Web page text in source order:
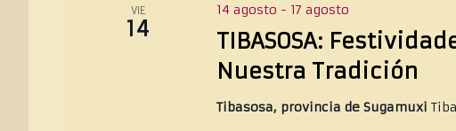
VIE
14
TIBASOSA:
Nuestra Tradición
14 agosto - 17 agosto
Tibasosa, provincia de Sugamuxi